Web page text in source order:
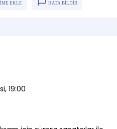
EKLE HATA BİLDİR
19:00